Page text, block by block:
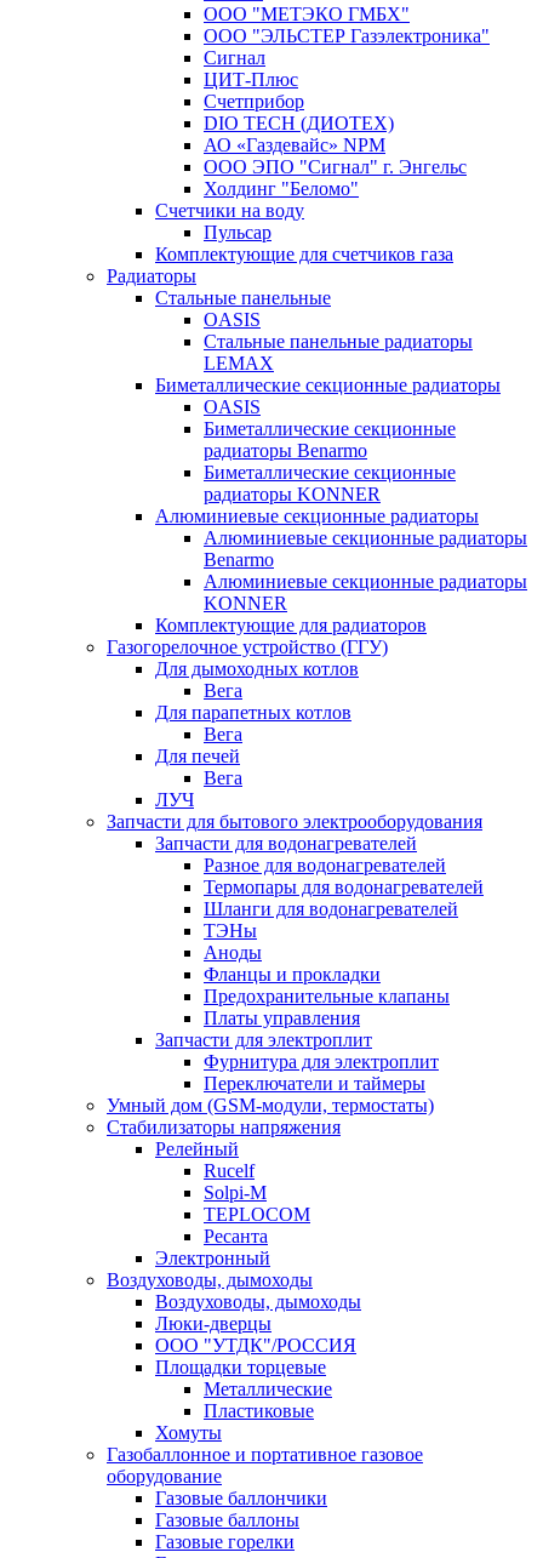
ООО "МЕТЭКО ГМБХ"
ООО "ЭЛЬСТЕР Газэлектроника"
Сигнал
ЦИТ-Плюс
Счетприбор
DIO TECH (ДИОТЕХ)
АО «Газдевайс» NPM
ООО ЭПО "Сигнал" г. Энгельс
Холдинг "Беломо"
Счетчики на воду
Пульсар
Комплектующие для счетчиков газа
Радиаторы
Стальные панельные
OASIS
Стальные панельные радиаторы
LEMAX
Биметаллические секционные радиаторы
OASIS
Биметаллические секционные
радиаторы Benarmo
Биметаллические секционные
радиаторы KONNER
Алюминиевые секционные радиаторы
Алюминиевые секционные радиаторы
Benarmo
Алюминиевые секционные радиаторы
KONNER
Комплектующие для радиаторов
Газогорелочное устройство (ГГУ)
Для дымоходных котлов
Вега
Для парапетных котлов
Вега
Для печей
Вега
ЛУЧ
Запчасти для бытового электрооборудования
Запчасти для водонагревателей
Разное для водонагревателей
Термопары для водонагревателей
Шланги для водонагревателей
ТЭНы
Аноды
Фланцы и прокладки
Предохранительные клапаны
Платы управления
Запчасти для электроплит
Фурнитура для электроплит
Переключатели и таймеры
Умный дом (GSM-модули, термостаты)
Cтабилизаторы напряжения
Релейный
Rucelf
Solpi-M
TEPLOCOM
Ресанта
Электронный
Воздуховоды, дымоходы
Воздуховоды, дымоходы
Люки-дверцы
ООО "УТДК"/РОССИЯ
Площадки торцевые
Металлические
Пластиковые
Хомуты
Газобаллонное и портативное газовое
оборудование
Газовые баллончики
Газовые баллоны
Газовые горелки